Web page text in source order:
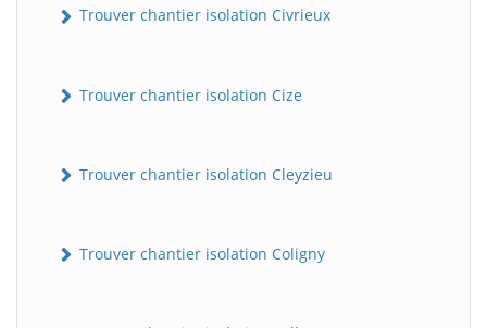
Trouver chantier isolation Civrieux
Trouver chantier isolation Cize
Trouver chantier isolation Cleyzieu
Trouver chantier isolation Coligny